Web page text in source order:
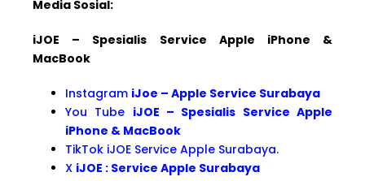
Media Sosial:
iJOE – Spesialis Service Apple iPhone &
MacBook
Instagram iJoe – Apple Service Surabaya
You Tube iJOE – Spesialis Service Apple
iPhone & MacBook
TikTok iJOE Service Apple Surabaya.
X iJOE : Service Apple Surabaya